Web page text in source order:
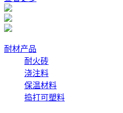
耐材产品
耐火砖
浇注料
保温材料
捣打可塑料